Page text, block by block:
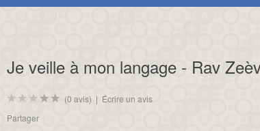
Je veille à mon langage - Rav
(0 avis) | Écrire un avis
Partager